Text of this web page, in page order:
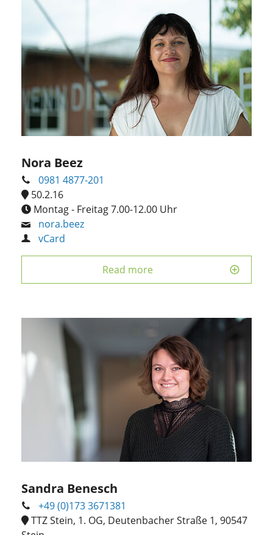
Nora Beez
0981 4877-201
50.2.16
Montag - Freitag 7.00-12.00 Uhr
nora.beez
vCard
Read more
Sandra Benesch
+49 (0)173 3671381
TTZ Stein, 1. OG, Deutenbacher Straße 1, 90547